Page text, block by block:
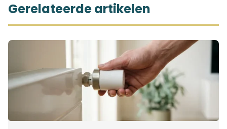
Gerelateerde artikelen